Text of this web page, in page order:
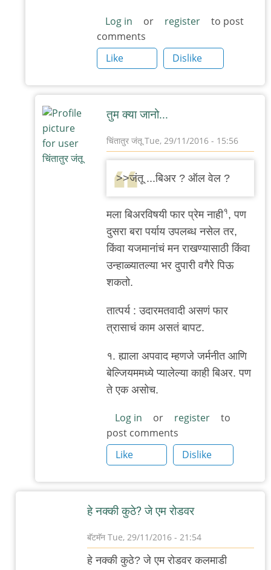
Log in or register
to post
comments
Like
Dislike
तुम क्या जानो...
चिंतातुर जंतूTue, 29/11/2016 - 15:56
reply
to
केलेत
अबापट
>>जंतू ...बिअर ? ऑल वेल ?
मला बिअरविषयी फार प्रेम नाही१, पण
दुसरा बरा पर्याय उपलब्ध नसेल तर,
किंवा यजमानांचं मन राखण्यासाठी किंवा
उन्हाळ्यातल्या भर दुपारी वगैरे पिऊ
शकतो.
तात्पर्य : उदारमतवादी असणं फार
त्रासाचं काम असतं बापट.
१. ह्याला अपवाद म्हणजे जर्मनीत आणि
बेल्जियममध्ये प्यालेल्या काही बिअर. पण
ते एक असोच.
Log in or register
to
post comments
Like
Dislike
हे नक्की कुठे? जे एम रोडवर
बॅटमॅन Tue, 29/11/2016 - 21:54
In
हे नक्की कुठे? जे एम रोडवर कलमाडी